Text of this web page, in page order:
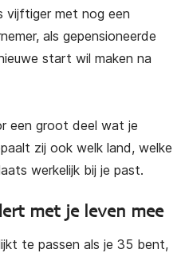
vijftiger met nog een
als gepensioneerde
start wil maken na
een groot deel wat je
zij ook welk land, welke
werkelijk bij je past.
met je leven mee
te passen als je 35 bent,